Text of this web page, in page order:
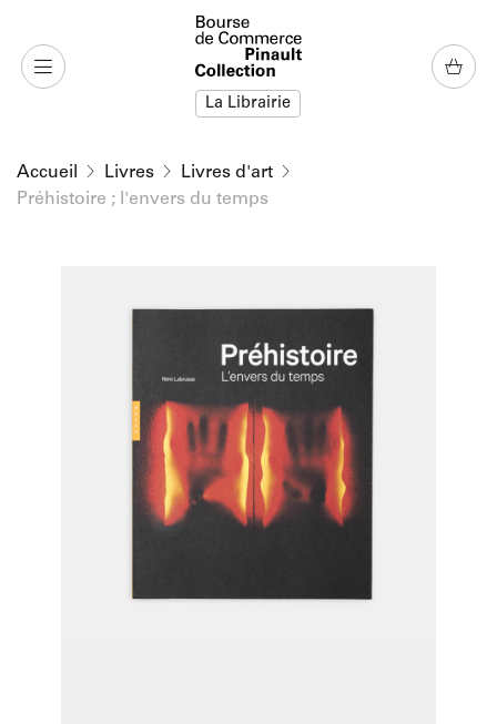
La Librairie
Accueil Livres
Livres d'art
Préhistoire ; l'envers du temps